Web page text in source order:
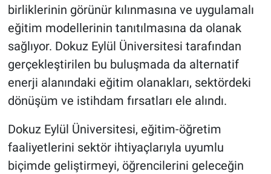
birliklerinin görünür kılınmasına ve uygulamalı
eğitim modellerinin tanıtılmasına da olanak
sağlıyor. Dokuz Eylül Üniversitesi tarafından
gerçekleştirilen bu buluşmada da alternatif
enerji alanındaki eğitim olanakları, sektördeki
dönüşüm ve istihdam fırsatları ele alındı.
Dokuz Eylül Üniversitesi, eğitim-öğretim
faaliyetlerini sektör ihtiyaçlarıyla uyumlu
biçimde geliştirmeyi, öğrencilerini geleceğin